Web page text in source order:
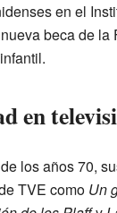
en el
beca de la
en
los años 70,
TVE como Un